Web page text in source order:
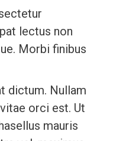
lectus non
Morbi finibus
dictum. Nullam
orci est. Ut
mauris